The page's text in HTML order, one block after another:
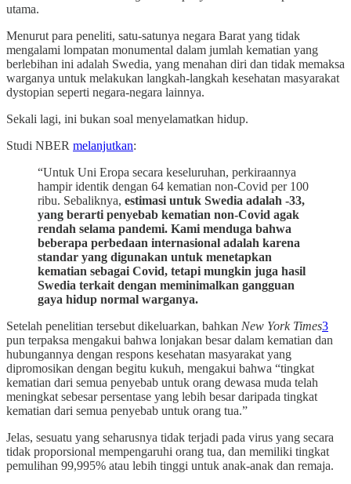
utama.
Menurut para peneliti, satu-satunya negara Barat yang tidak
mengalami lompatan monumental dalam jumlah kematian yang
berlebihan ini adalah Swedia, yang menahan diri dan tidak memaksa
warganya untuk melakukan langkah-langkah kesehatan masyarakat
dystopian seperti negara-negara lainnya.
Sekali lagi, ini bukan soal menyelamatkan hidup.
Studi NBER melanjutkan:
“Untuk Uni Eropa secara keseluruhan, perkiraannya
hampir identik dengan 64 kematian non-Covid per 100
ribu. Sebaliknya, estimasi untuk Swedia adalah -33,
yang berarti penyebab kematian non-Covid agak
rendah selama pandemi. Kami menduga bahwa
beberapa perbedaan internasional adalah karena
standar yang digunakan untuk menetapkan
kematian sebagai Covid, tetapi mungkin juga hasil
Swedia terkait dengan meminimalkan gangguan
gaya hidup normal warganya.
Setelah penelitian tersebut dikeluarkan, bahkan New York Times3
pun terpaksa mengakui bahwa lonjakan besar dalam kematian dan
hubungannya dengan respons kesehatan masyarakat yang
dipromosikan dengan begitu kukuh, mengakui bahwa “tingkat
kematian dari semua penyebab untuk orang dewasa muda telah
meningkat sebesar persentase yang lebih besar daripada tingkat
kematian dari semua penyebab untuk orang tua.”
Jelas, sesuatu yang seharusnya tidak terjadi pada virus yang secara
tidak proporsional mempengaruhi orang tua, dan memiliki tingkat
pemulihan 99,995% atau lebih tinggi untuk anak-anak dan remaja.